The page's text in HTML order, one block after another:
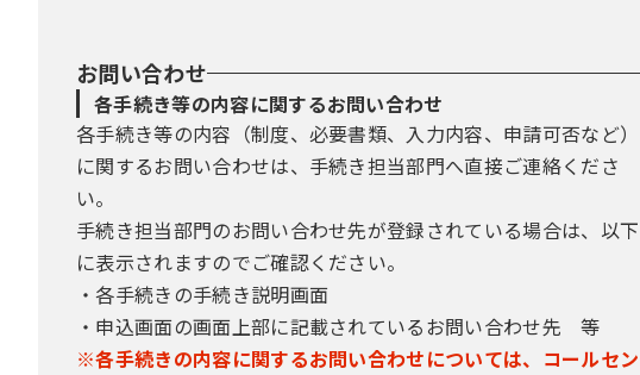
お問い合わせ
各手続き等の内容に関するお問い合わせ
各手続き等の内容（制度、必要書類、入力内容、申請可否など）
に関するお問い合わせは、手続き担当部門へ直接ご連絡くださ
い。
手続き担当部門のお問い合わせ先が登録されている場合は、以下
に表示されますのでご確認ください。
・各手続きの手続き説明画面
・申込画面の画面上部に記載されているお問い合わせ先 等
※各手続きの内容に関するお問い合わせについては、コールセン